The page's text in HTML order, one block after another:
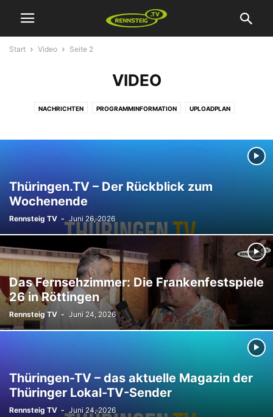
Start Video Seite 2
VIDEO
NACHRICHTEN PROGRAMMINFORMATION UPLOADPLAN
Thüringen.TV – Der Rückblick zum
Wochenende
Rennsteig TV - Juni 26, 2026
Das Fernsehzimmer: Die Frankenfestspiele
26 in Röttingen
Rennsteig TV - Juni 24, 2026
Thüringen-TV – das aktuelle Magazin der
Thüringer Lokal-TV-Sender
Rennsteig TV - Juni 24, 2026